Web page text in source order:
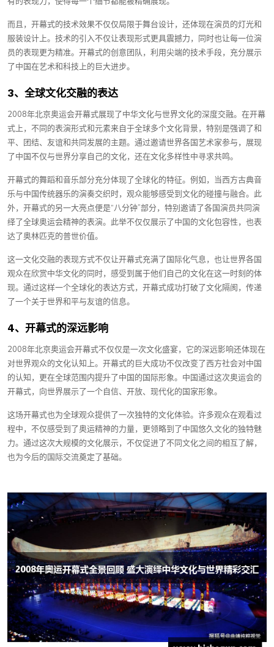
而且，开幕式的技术效果不仅仅局限于舞台设计，还体现在演员的灯光和
服装设计上。技术的引入不仅让表现形式更具震撼力，同时也让每一位演
员的表现更为精准。开幕式的创意团队，利用尖端的技术手段，充分展示
了中国在艺术和科技上的巨大进步。
3、全球文化交融的表达
2008年北京奥运会开幕式展现了中华文化与世界文化的深度交融。在开幕
式上，不同的表演形式和元素来自于全球多个文化背景，特别是强调了和
平、团结、友谊和共同发展的主题。通过邀请世界各国艺术家参与，展现
了中国不仅与世界分享自己的文化，还在文化多样性中寻求共鸣。
开幕式的舞蹈和音乐部分充分体现了全球化的特征。例如，当西方古典音
乐与中国传统器乐的演奏交织时，观众能够感受到文化的碰撞与融合。此
外，开幕式的另一大亮点便是“八分钟”部分，特别邀请了各国演员共同演
绎了全球奥运会精神的表演。此举不仅仅展示了中国的文化包容性，也表
达了奥林匹克的普世价值。
这一文化交融的表现方式不仅让开幕式充满了国际化气息，也让世界各国
观众在欣赏中华文化的同时，感受到属于他们自己的文化在这一时刻的体
现。通过这样一个全球化的表达方式，开幕式成功打破了文化隔阂，传递
了一个关于世界和平与友谊的信息。
4、开幕式的深远影响
2008年北京奥运会开幕式不仅仅是一次文化盛宴，它的深远影响还体现在
对世界观众的文化认知上。开幕式的巨大成功不仅改变了西方社会对中国
的认知，更在全球范围内提升了中国的国际形象。中国通过这次奥运会的
开幕式，向世界展示了一个自信、开放、现代化的国家形象。
这场开幕式也为全球观众提供了一次独特的文化体验。许多观众在观看过
程中，不仅感受到了奥运精神的力量，更领略到了中国悠久文化的独特魅
力。通过这次大规模的文化展示，不仅促进了不同文化之间的相互了解，
也为今后的国际交流奠定了基础。